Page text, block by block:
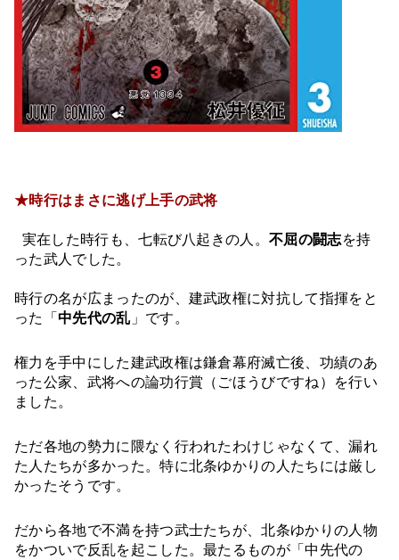
★時行はまさに逃げ上手の武将
実在した時行も、七転び八起きの人。不屈の闘志を持
った武人でした。
時行の名が広まったのが、建武政権に対抗して指揮をと
った「 中先代の乱 」です。
権力を手中にした建武政権は鎌倉幕府滅亡後、功績のあ
った公家、武将への論功行賞（ごほうびですね）を行い
ました。
ただ各地の勢力に隈なく行われたわけじゃなくて、漏れ
た人たちが多かった。特に北条ゆかりの人たちには厳し
かったそうです。
だから各地で不満を持つ武士たちが、北条ゆかりの人物
をかついで反乱を起こした。最たるものが「中先代の